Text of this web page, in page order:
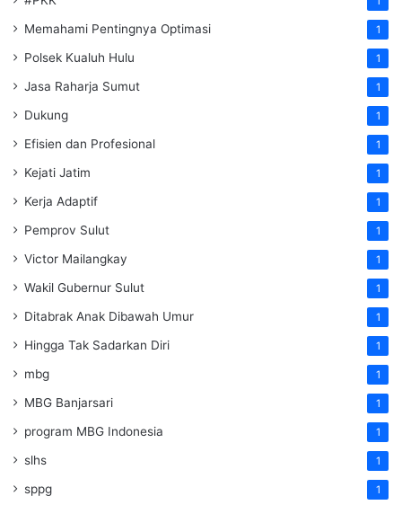
Memahami Pentingnya Optimasi 1
Polsek Kualuh Hulu 1
Jasa Raharja Sumut 1
Dukung 1
Efisien dan Profesional 1
Kejati Jatim 1
Kerja Adaptif 1
Pemprov Sulut 1
Victor Mailangkay 1
Wakil Gubernur Sulut 1
Ditabrak Anak Dibawah Umur 1
Hingga Tak Sadarkan Diri 1
mbg 1
MBG Banjarsari 1
program MBG Indonesia 1
slhs 1
sppg 1